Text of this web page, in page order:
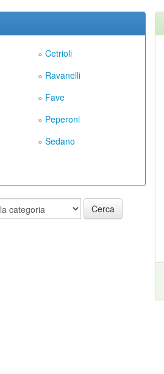
» Cetrioli
» Ravanelli
» Fave
» Peperoni
» Sedano
Cerca